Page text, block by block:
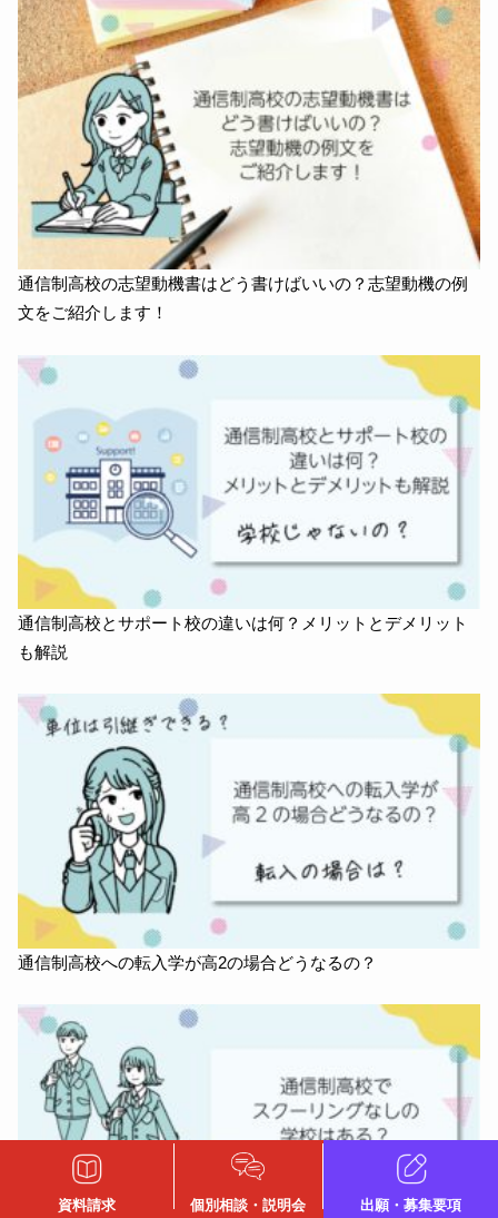
通信制高校の志望動機書はどう書けばいいの？志望動機の例
文をご紹介します！
通信制高校とサポート校の違いは何？メリットとデメリット
も解説
通信制高校への転入学が高2の場合どうなるの？
資料請求 個別相談・説明会 出願・募集要項